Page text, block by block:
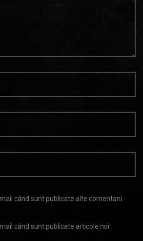
când sunt publicate alte comentarii.
când sunt publicate articole noi.